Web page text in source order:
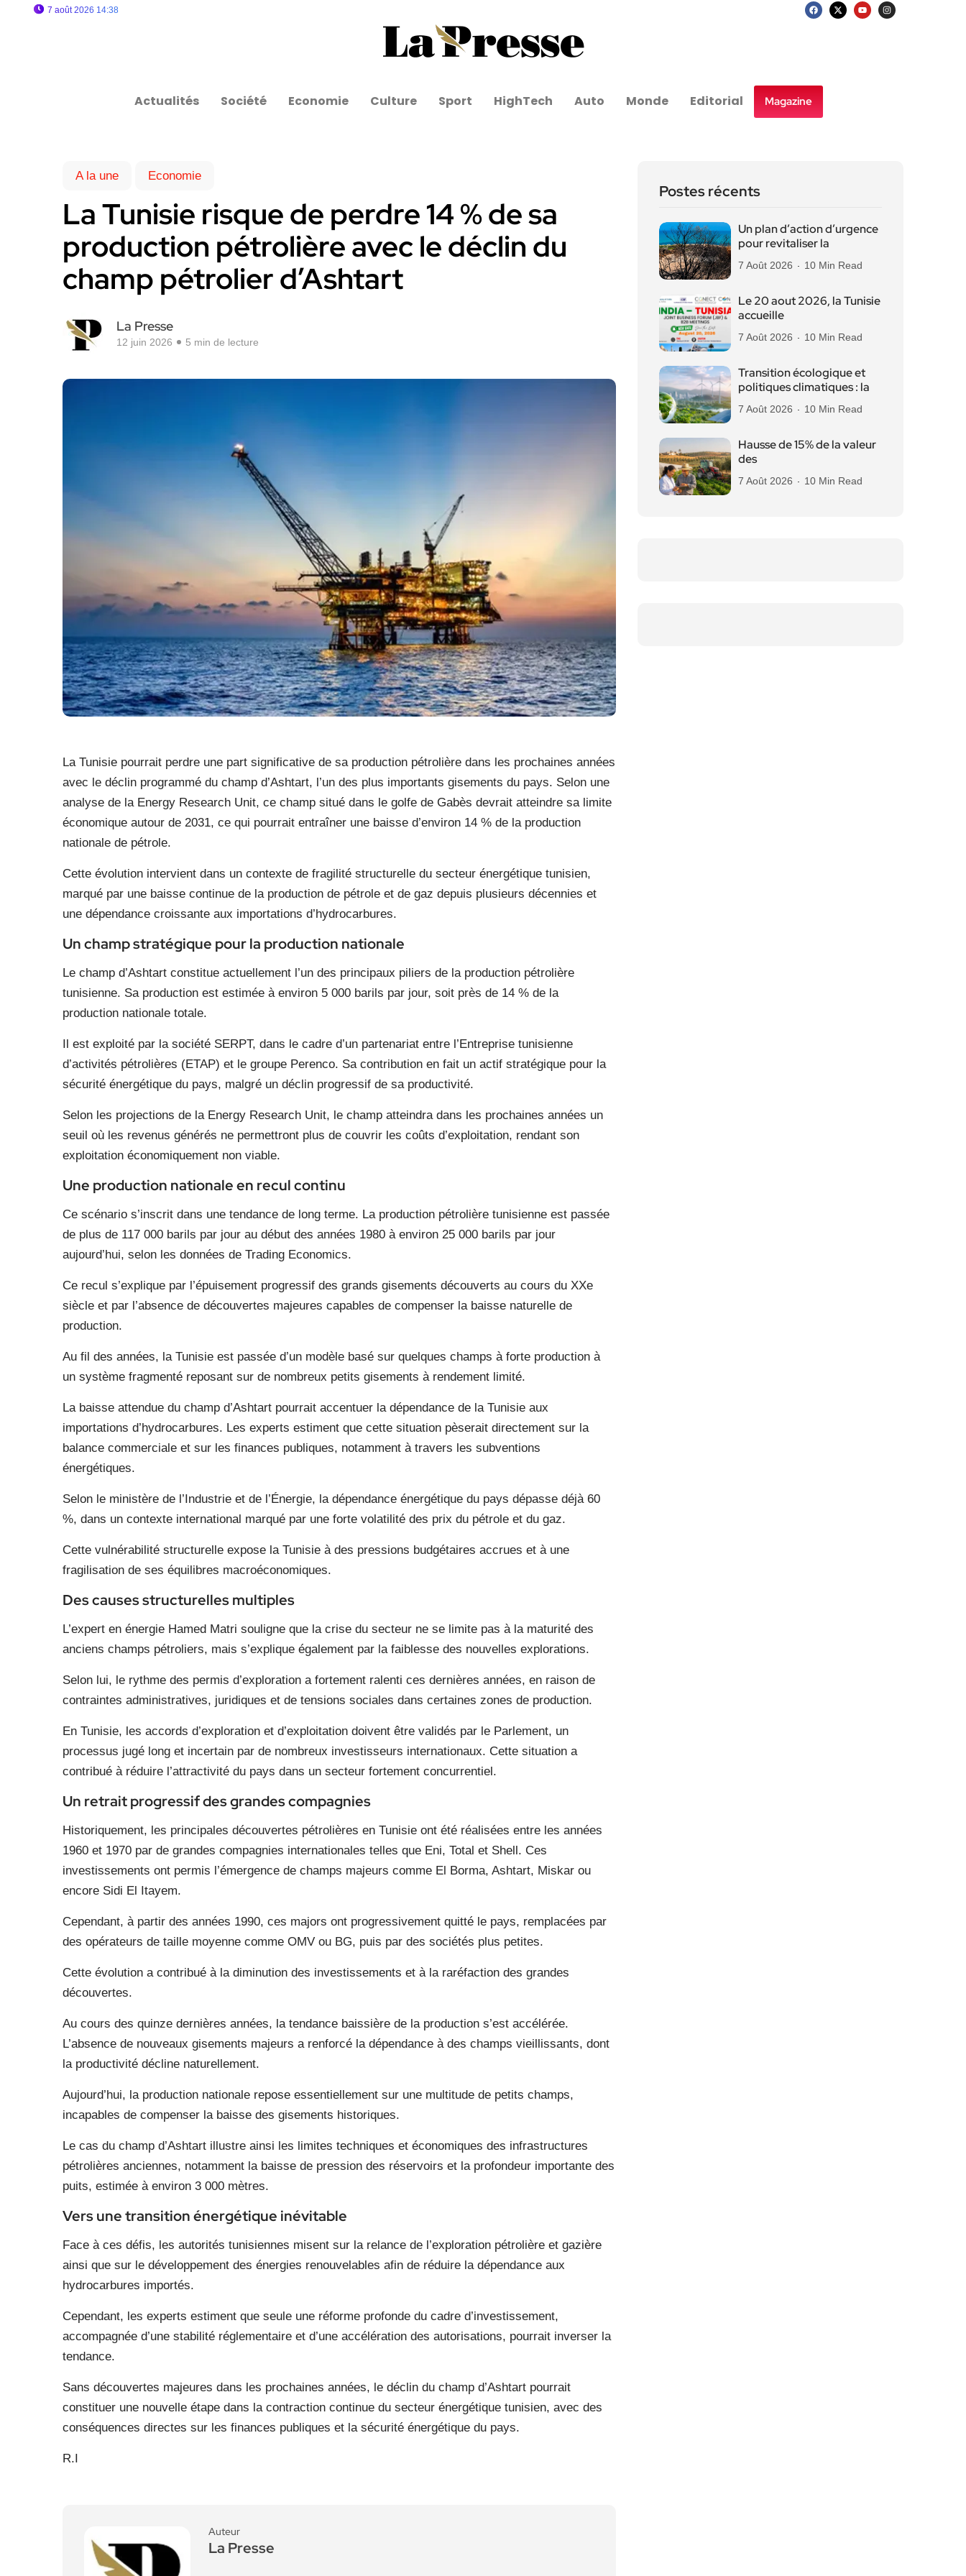
7 août 2026 14:38
Actualités Société Economie Culture Sport HighTech Auto Monde Editorial Magazine
A la une Economie
La Tunisie risque de perdre 14 % de sa
production pétrolière avec le déclin du
champ pétrolier d’Ashtart
La Presse
12 juin 2026 5 min de lecture
La Tunisie pourrait perdre une part significative de sa production pétrolière dans les prochaines années
avec le déclin programmé du champ d’Ashtart, l’un des plus importants gisements du pays. Selon une
analyse de la Energy Research Unit, ce champ situé dans le golfe de Gabès devrait atteindre sa limite
économique autour de 2031, ce qui pourrait entraîner une baisse d’environ 14 % de la production
nationale de pétrole.
Cette évolution intervient dans un contexte de fragilité structurelle du secteur énergétique tunisien,
marqué par une baisse continue de la production de pétrole et de gaz depuis plusieurs décennies et
une dépendance croissante aux importations d’hydrocarbures.
Un champ stratégique pour la production nationale
Le champ d’Ashtart constitue actuellement l’un des principaux piliers de la production pétrolière
tunisienne. Sa production est estimée à environ 5 000 barils par jour, soit près de 14 % de la
production nationale totale.
Il est exploité par la société SERPT, dans le cadre d’un partenariat entre l’Entreprise tunisienne
d’activités pétrolières (ETAP) et le groupe Perenco. Sa contribution en fait un actif stratégique pour la
sécurité énergétique du pays, malgré un déclin progressif de sa productivité.
Selon les projections de la Energy Research Unit, le champ atteindra dans les prochaines années un
seuil où les revenus générés ne permettront plus de couvrir les coûts d’exploitation, rendant son
exploitation économiquement non viable.
Une production nationale en recul continu
Ce scénario s’inscrit dans une tendance de long terme. La production pétrolière tunisienne est passée
de plus de 117 000 barils par jour au début des années 1980 à environ 25 000 barils par jour
aujourd’hui, selon les données de Trading Economics.
Ce recul s’explique par l’épuisement progressif des grands gisements découverts au cours du XXe
siècle et par l’absence de découvertes majeures capables de compenser la baisse naturelle de
production.
Au fil des années, la Tunisie est passée d’un modèle basé sur quelques champs à forte production à
un système fragmenté reposant sur de nombreux petits gisements à rendement limité.
La baisse attendue du champ d’Ashtart pourrait accentuer la dépendance de la Tunisie aux
importations d’hydrocarbures. Les experts estiment que cette situation pèserait directement sur la
balance commerciale et sur les finances publiques, notamment à travers les subventions
énergétiques.
Selon le ministère de l’Industrie et de l’Énergie, la dépendance énergétique du pays dépasse déjà 60
%, dans un contexte international marqué par une forte volatilité des prix du pétrole et du gaz.
Cette vulnérabilité structurelle expose la Tunisie à des pressions budgétaires accrues et à une
fragilisation de ses équilibres macroéconomiques.
Des causes structurelles multiples
L’expert en énergie Hamed Matri souligne que la crise du secteur ne se limite pas à la maturité des
anciens champs pétroliers, mais s’explique également par la faiblesse des nouvelles explorations.
Selon lui, le rythme des permis d’exploration a fortement ralenti ces dernières années, en raison de
contraintes administratives, juridiques et de tensions sociales dans certaines zones de production.
En Tunisie, les accords d’exploration et d’exploitation doivent être validés par le Parlement, un
processus jugé long et incertain par de nombreux investisseurs internationaux. Cette situation a
contribué à réduire l’attractivité du pays dans un secteur fortement concurrentiel.
Un retrait progressif des grandes compagnies
Historiquement, les principales découvertes pétrolières en Tunisie ont été réalisées entre les années
1960 et 1970 par de grandes compagnies internationales telles que Eni, Total et Shell. Ces
investissements ont permis l’émergence de champs majeurs comme El Borma, Ashtart, Miskar ou
encore Sidi El Itayem.
Cependant, à partir des années 1990, ces majors ont progressivement quitté le pays, remplacées par
des opérateurs de taille moyenne comme OMV ou BG, puis par des sociétés plus petites.
Cette évolution a contribué à la diminution des investissements et à la raréfaction des grandes
découvertes.
Au cours des quinze dernières années, la tendance baissière de la production s’est accélérée.
L’absence de nouveaux gisements majeurs a renforcé la dépendance à des champs vieillissants, dont
la productivité décline naturellement.
Aujourd’hui, la production nationale repose essentiellement sur une multitude de petits champs,
incapables de compenser la baisse des gisements historiques.
Le cas du champ d’Ashtart illustre ainsi les limites techniques et économiques des infrastructures
pétrolières anciennes, notamment la baisse de pression des réservoirs et la profondeur importante des
puits, estimée à environ 3 000 mètres.
Vers une transition énergétique inévitable
Face à ces défis, les autorités tunisiennes misent sur la relance de l’exploration pétrolière et gazière
ainsi que sur le développement des énergies renouvelables afin de réduire la dépendance aux
hydrocarbures importés.
Cependant, les experts estiment que seule une réforme profonde du cadre d’investissement,
accompagnée d’une stabilité réglementaire et d’une accélération des autorisations, pourrait inverser la
tendance.
Sans découvertes majeures dans les prochaines années, le déclin du champ d’Ashtart pourrait
constituer une nouvelle étape dans la contraction continue du secteur énergétique tunisien, avec des
conséquences directes sur les finances publiques et la sécurité énergétique du pays.
R.I
Auteur
La Presse
Postes récents
Un plan d’action d’urgence
pour revitaliser la
7 Août 2026 10 Min Read
Le 20 aout 2026, la Tunisie
accueille
7 Août 2026 10 Min Read
Transition écologique et
politiques climatiques : la
7 Août 2026 10 Min Read
Hausse de 15% de la valeur
des
7 Août 2026 10 Min Read